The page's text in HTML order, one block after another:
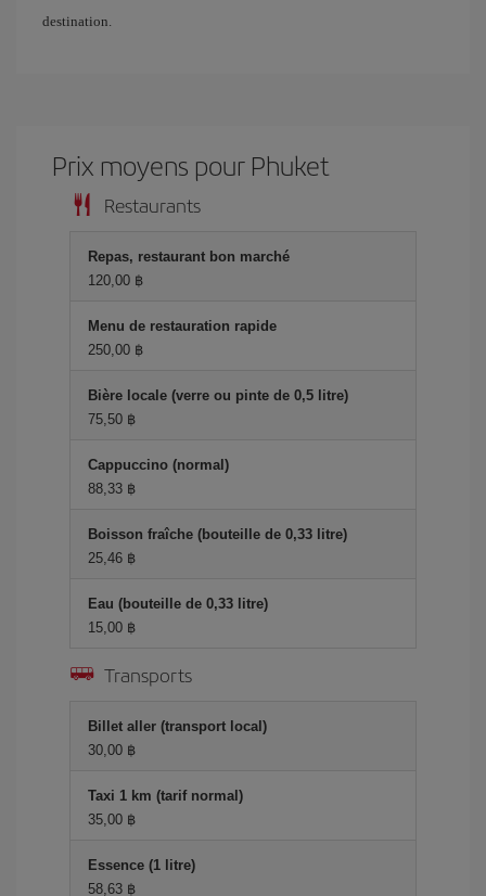
destination.
Prix ​​moyens pour Phuket
Restaurants
Repas, restaurant bon marché
120,00 ฿
Menu de restauration rapide
250,00 ฿
Bière locale (verre ou pinte de 0,5 litre)
75,50 ฿
Cappuccino (normal)
88,33 ฿
Boisson fraîche (bouteille de 0,33 litre)
25,46 ฿
Eau (bouteille de 0,33 litre)
15,00 ฿
Transports
Billet aller (transport local)
30,00 ฿
Taxi 1 km (tarif normal)
35,00 ฿
Essence (1 litre)
58,63 ฿